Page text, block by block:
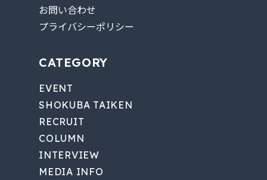
お問い合わせ
プライバシーポリシー
CATEGORY
EVENT
SHOKUBA TAIKEN
RECRUIT
COLUMN
INTERVIEW
MEDIA INFO